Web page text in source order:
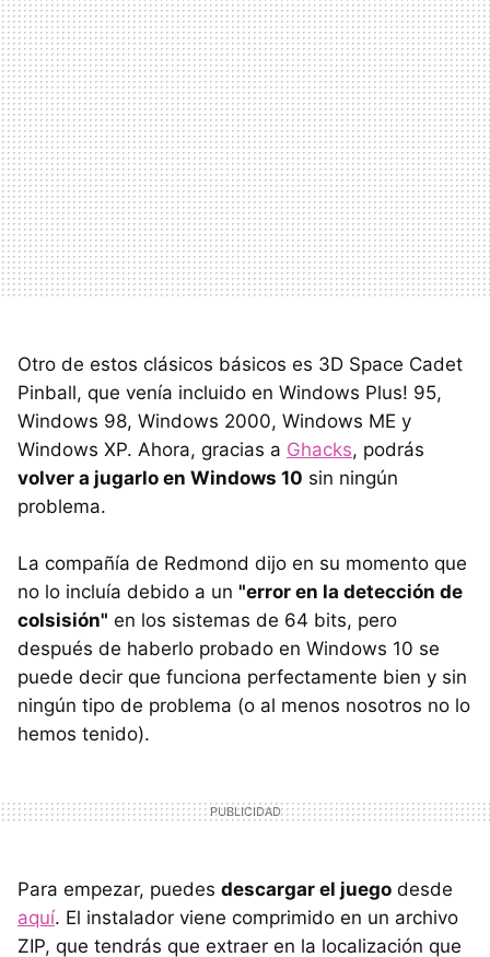
Otro de estos clásicos básicos es 3D Space Cadet
Pinball, que venía incluido en Windows Plus! 95,
Windows 98, Windows 2000, Windows ME y
Windows XP. Ahora, gracias a Ghacks, podrás
volver a jugarlo en Windows 10 sin ningún
problema.
La compañía de Redmond dijo en su momento que
no lo incluía debido a un "error en la detección de
colsisión" en los sistemas de 64 bits, pero
después de haberlo probado en Windows 10 se
puede decir que funciona perfectamente bien y sin
ningún tipo de problema (o al menos nosotros no lo
hemos tenido).
Para empezar, puedes descargar el juego desde
aquí. El instalador viene comprimido en un archivo
ZIP, que tendrás que extraer en la localización que